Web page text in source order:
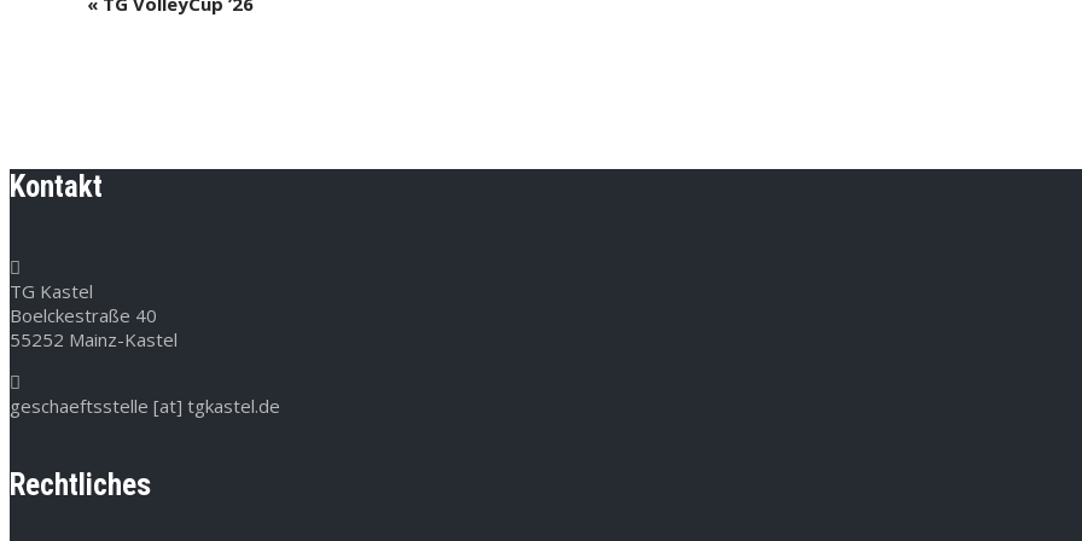
Kontakt
TG Kastel
Boelckestraße 40
55252 Mainz-Kastel
geschaeftsstelle [at] tgkastel.de
Rechtliches